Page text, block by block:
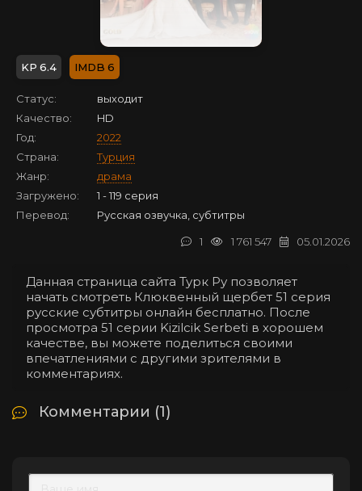
6.4 6
Статус:
выходит
Качество:
HD
Год:
2022
Страна:
Турция
Жанр:
драма
Загружено:
1 - 119 серия
Перевод:
Русская озвучка, субтитры
05.01.2026
1 761 547
1
Данная страница сайта Турк Ру позволяет
начать смотреть Клюквенный щербет 51 серия
русские субтитры онлайн бесплатно. После
просмотра 51 серии Kizilcik Serbeti в хорошем
качестве, вы можете поделиться своими
впечатлениями с другими зрителями в
комментариях.
Комментарии (1)